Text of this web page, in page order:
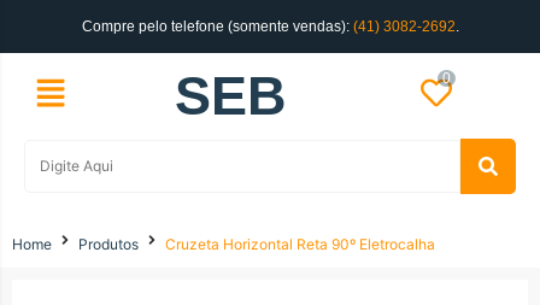
Compre pelo telefone (somente vendas): (41) 3082-2692.
SEB 0
Home Produtos Cruzeta Horizontal Reta 90º Eletrocalha